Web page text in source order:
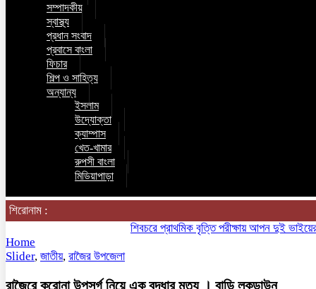
সম্পাদকীয়
স্বাস্থ্য
প্রধান সংবাদ
প্রবাসে বাংলা
ফিচার
শিল্প ও সাহিত্য
অন্যান্য
ইসলাম
উদ্যোক্তা
ক্যাম্পাস
খেত-খামার
রুপসী বাংলা
মিডিয়াপাড়া
শিরোনাম :
শিবচরে প্রাথমিক বৃত্তি পরীক্ষায় আপন দুই ভাইয়ের
Home
Slider, জাতীয়, রাজৈর উপজেলা
রাজৈরে করোনা উপসর্গ নিয়ে এক বৃদ্ধার মৃত্যু । বাড়ি লকডাউন